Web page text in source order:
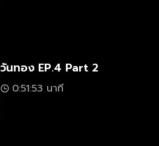
วันทอง EP.4 Part 2
0:51:53 นาที